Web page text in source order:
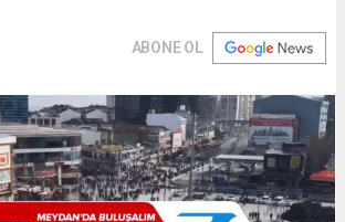
ABONE OL